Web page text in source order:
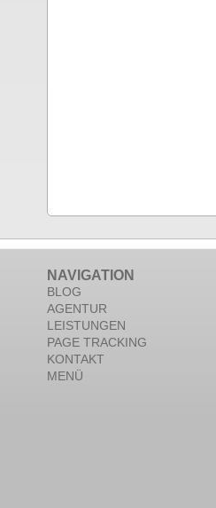
NAVIGATION
BLOG
AGENTUR
LEISTUNGEN
PAGE TRACKING
KONTAKT
MENÜ